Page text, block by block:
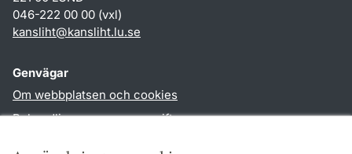
046-222 00 00 (vxl)
kansliht@kansliht.lu.se
Genvägar
Om webbplatsen och cookies
Behandling av personuppgifter